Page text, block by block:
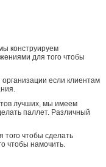
конструируем
для того чтобы
если клиентам
лучших, мы имеем
паллет. Различный
того чтобы сделать
чтобы намочить.